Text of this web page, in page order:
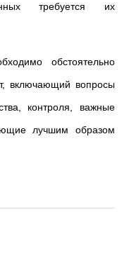
требуется их
обстоятельно
включающий вопросы
контроля, важные
лучшим образом